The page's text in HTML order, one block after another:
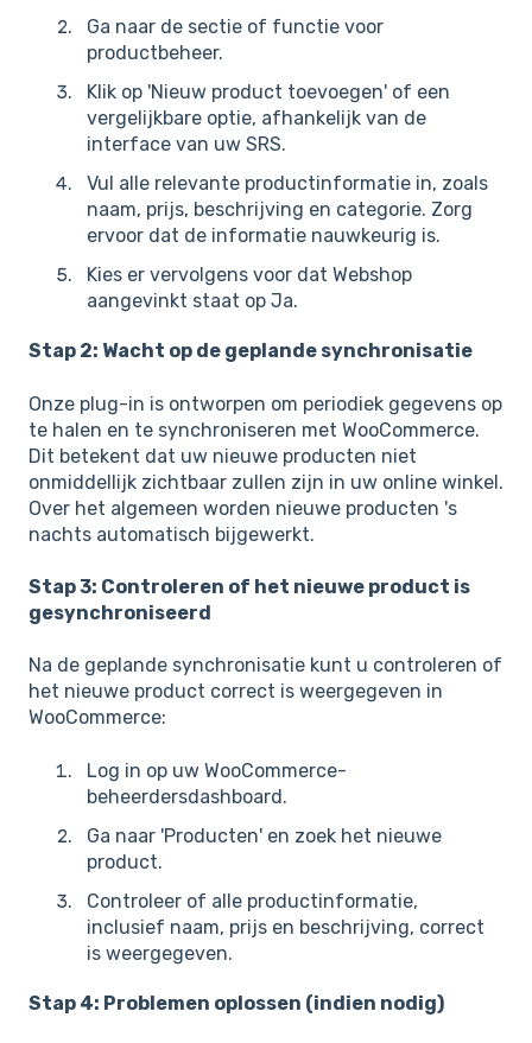
Ga naar de sectie of functie voor
productbeheer.
Klik op 'Nieuw product toevoegen' of een
vergelijkbare optie, afhankelijk van de
interface van uw SRS.
Vul alle relevante productinformatie in, zoals
naam, prijs, beschrijving en categorie. Zorg
ervoor dat de informatie nauwkeurig is.
Kies er vervolgens voor dat Webshop
aangevinkt staat op Ja.
Stap 2: Wacht op de geplande synchronisatie
Onze plug-in is ontworpen om periodiek gegevens op
te halen en te synchroniseren met WooCommerce.
Dit betekent dat uw nieuwe producten niet
onmiddellijk zichtbaar zullen zijn in uw online winkel.
Over het algemeen worden nieuwe producten 's
nachts automatisch bijgewerkt.
Stap 3: Controleren of het nieuwe product is
gesynchroniseerd
Na de geplande synchronisatie kunt u controleren of
het nieuwe product correct is weergegeven in
WooCommerce:
Log in op uw WooCommerce-
beheerdersdashboard.
Ga naar 'Producten' en zoek het nieuwe
product.
Controleer of alle productinformatie,
inclusief naam, prijs en beschrijving, correct
is weergegeven.
Stap 4: Problemen oplossen (indien nodig)